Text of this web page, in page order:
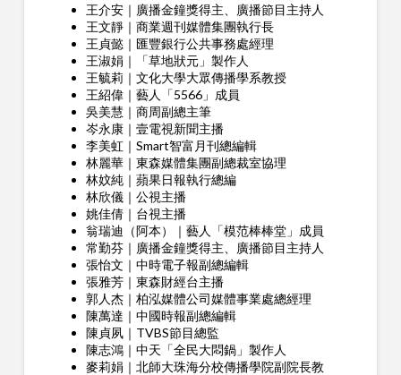
王介安｜廣播金鐘獎得主、廣播節目主持人
王文靜｜商業週刊媒體集團執行長
王貞懿｜匯豐銀行公共事務處經理
王淑娟｜「草地狀元」製作人
王毓莉｜文化大學大眾傳播學系教授
王紹偉｜藝人「5566」成員
吳美慧｜商周副總主筆
岑永康｜壹電視新聞主播
李美虹｜Smart智富月刊總編輯
林麗華｜東森媒體集團副總裁室協理
林妏純｜蘋果日報執行總編
林欣儀｜公視主播
姚佳倩｜台視主播
翁瑞迪（阿本）｜藝人「模范棒棒堂」成員
常勤芬｜廣播金鐘獎得主、廣播節目主持人
張怡文｜中時電子報副總編輯
張雅芳｜東森財經台主播
郭人杰｜柏泓媒體公司媒體事業處總經理
陳萬達｜中國時報副總編輯
陳貞夙｜TVBS節目總監
陳志鴻｜中天「全民大悶鍋」製作人
麥莉娟｜北師大珠海分校傳播學院副院長教